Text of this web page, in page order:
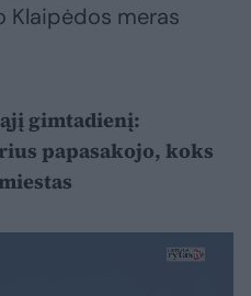
Klaipėdos meras
gimtadienį:
papasakojo, koks